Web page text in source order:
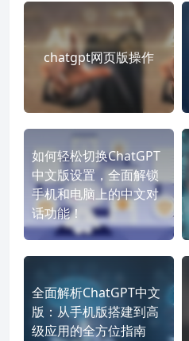
chatgpt网页版操作
如何轻松切换ChatGPT
中文版设置，全面解锁
手机和电脑上的中文对
话功能！
全面解析ChatGPT中文
版：从手机版搭建到高
级应用的全方位指南